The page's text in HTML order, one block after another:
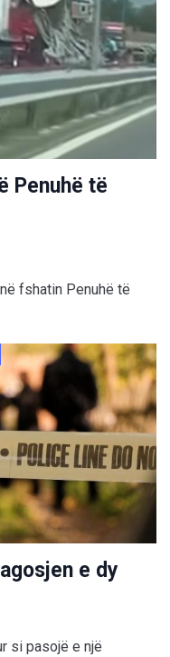
Penuhë të
fshatin Penuhë të
e dy
si pasojë e një